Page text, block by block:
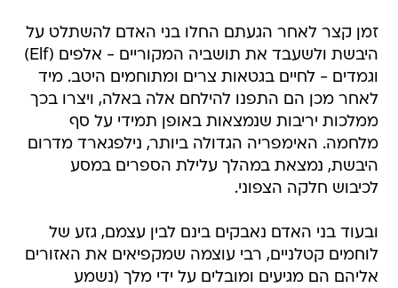
זמן קצר לאחר הגעתם החלו בני האדם להשתלט על
היבשת ולשעבד את תושביה המקוריים - אלפים (Elf)
וגמדים - לחיים בגטאות צרים ומתוחמים היטב. מיד
לאחר מכן הם התפנו להילחם אלה באלה, ויצרו בכך
ממלכות יריבות שנמצאות באופן תמידי על סף
מלחמה. האימפריה הגדולה ביותר, נילפגארד מדרום
היבשת, נמצאת במהלך עלילת הספרים במסע
לכיבוש חלקה הצפוני.
ובעוד בני האדם נאבקים בינם לבין עצמם, גזע של
לוחמים קטלניים, רבי עוצמה שמקפיאים את האזורים
אליהם הם מגיעים ומובלים על ידי מלך (נשמע